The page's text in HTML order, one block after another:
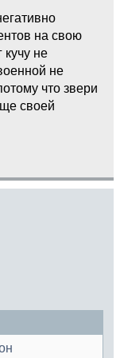
на свою
кучу не
не
что звери
своей